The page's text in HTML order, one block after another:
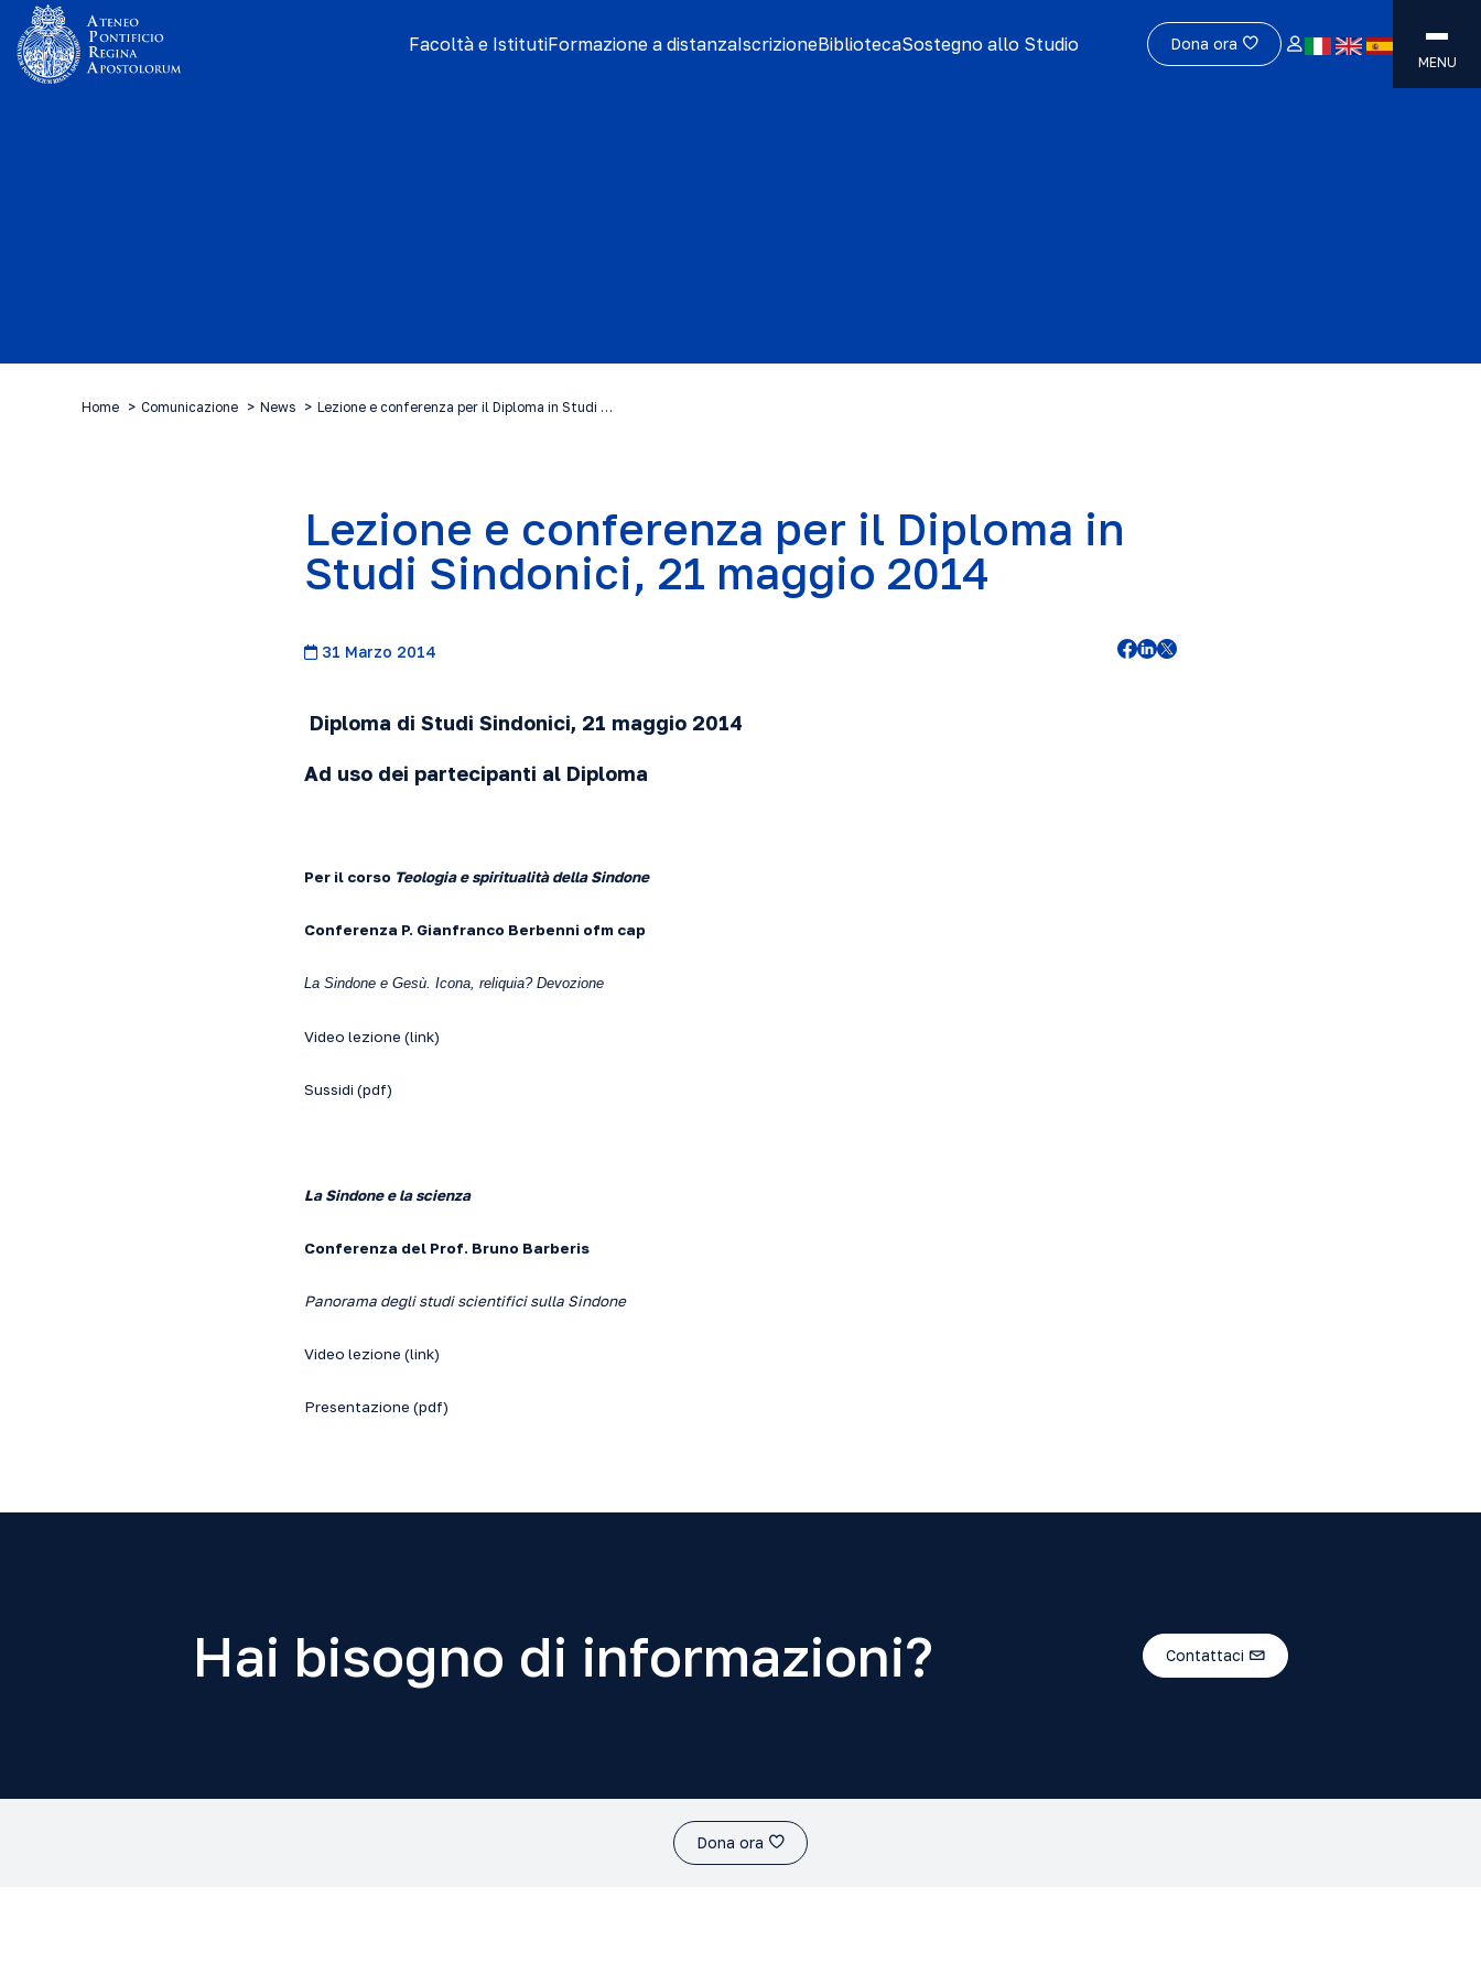
Facoltà e IstitutiFormazione a distanzaIscrizioneBibliotecaSostegno allo Studio Dona ora
MENU
Home Comunicazione News Lezione e conferenza per il Diploma in Studi …
Lezione e conferenza per il Diploma in
Studi Sindonici, 21 maggio 2014
31 Marzo 2014
Diploma di Studi Sindonici, 21 maggio 2014
Ad uso dei partecipanti al Diploma
Per il corso Teologia e spiritualità della Sindone
Conferenza P. Gianfranco Berbenni ofm cap
La Sindone e Gesù. Icona, reliquia? Devozione
Video lezione (link)
Sussidi (pdf)
La Sindone e la scienza
Conferenza del Prof. Bruno Barberis
Panorama degli studi scientifici sulla Sindone
Video lezione (link)
Presentazione (pdf)
Hai bisogno di informazioni? Contattaci
Dona ora